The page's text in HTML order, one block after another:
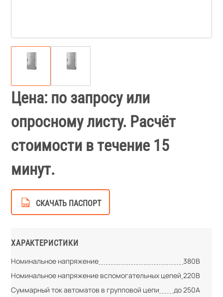
Цена: по запросу или
опросному листу. Расчёт
стоимости в течение 15
минут.
СКАЧАТЬ ПАСПОРТ
ХАРАКТЕРИСТИКИ
Номинальное напряжение
380В
Номинальное напряжение вспомогательных цепей 220В
Суммарный ток автоматов в групповой цепи
до 250А